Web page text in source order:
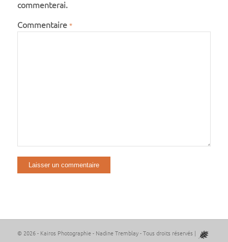
commenterai.
Commentaire *
© 2026 - Kairos Photographie - Nadine Tremblay - Tous droits réservés |